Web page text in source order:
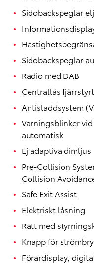
Sidobackspeglar
Sidobackspeglar
Radio med DAB
Centrallås fjärrstyrt
Antisladdsystem
Varningsblinker
automatisk
Ej adaptiva dimljus
Pre-Collision
Collision
Safe Exit Assist
Elektriskt låsning
Ratt med
Knapp för
Förardisplay,